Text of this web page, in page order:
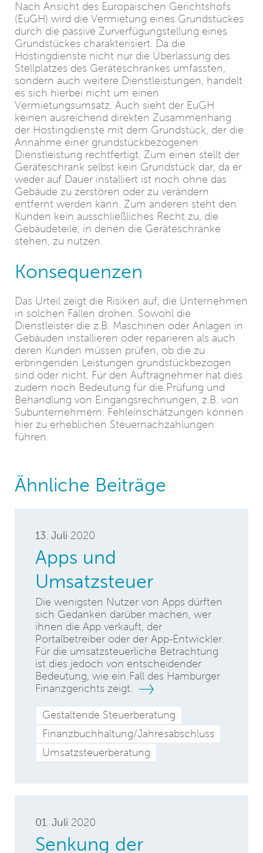
Nach Ansicht des Europäischen Gerichtshofs
(EuGH) wird die Vermietung eines Grundstückes
durch die passive Zurverfügungstellung eines
Grundstückes charakterisiert. Da die
Hostingdienste nicht nur die Überlassung des
Stellplatzes des Geräteschrankes umfassten,
sondern auch weitere Dienstleistungen, handelt
es sich hierbei nicht um einen
Vermietungsumsatz. Auch sieht der EuGH
keinen ausreichend direkten Zusammenhang
der Hostingdienste mit dem Grundstück, der die
Annahme einer grundstückbezogenen
Dienstleistung rechtfertigt. Zum einen stellt der
Geräteschrank selbst kein Grundstück dar, da er
weder auf Dauer installiert ist noch ohne das
Gebäude zu zerstören oder zu verändern
entfernt werden kann. Zum anderen steht den
Kunden kein ausschließliches Recht zu, die
Gebäudeteile, in denen die Geräteschränke
stehen, zu nutzen.
Konsequenzen
Das Urteil zeigt die Risiken auf, die Unternehmen
in solchen Fällen drohen. Sowohl die
Dienstleister die z.B. Maschinen oder Anlagen in
Gebäuden installieren oder reparieren als auch
deren Kunden müssen prüfen, ob die zu
erbringenden Leistungen grundstückbezogen
sind oder nicht. Für den Auftragnehmer hat dies
zudem noch Bedeutung für die Prüfung und
Behandlung von Eingangsrechnungen, z.B. von
Subunternehmern. Fehleinschätzungen können
hier zu erheblichen Steuernachzahlungen
führen.
Ähnliche Beiträge
13. Juli 2020
Apps und
Umsatzsteuer
Die wenigsten Nutzer von Apps dürften
sich Gedanken darüber machen, wer
ihnen die App verkauft, der
Portalbetreiber oder der App-Entwickler.
Für die umsatzsteuerliche Betrachtung
ist dies jedoch von entscheidender
Bedeutung, wie ein Fall des Hamburger
Finanzgerichts zeigt.
Gestaltende Steuerberatung
Finanzbuchhaltung/Jahresabschluss
Umsatzsteuerberatung
01. Juli 2020
Senkung der